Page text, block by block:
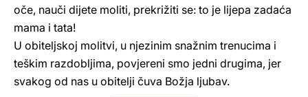
oče, nauči dijete moliti, prekrižiti se: to je lijepa zadaća
mama i tata!
U obiteljskoj molitvi, u njezinim snažnim trenucima i
teškim razdobljima, povjereni smo jedni drugima, jer
svakog od nas u obitelji čuva Božja ljubav.